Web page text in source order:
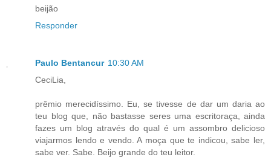
beijão
Responder
Paulo Bentancur 10:30 AM
CeciLia,
prêmio merecidíssimo. Eu, se tivesse de dar um daria ao
teu blog que, não bastasse seres uma escritoraça, ainda
fazes um blog através do qual é um assombro delicioso
viajarmos lendo e vendo. A moça que te indicou, sabe ler,
sabe ver. Sabe. Beijo grande do teu leitor.